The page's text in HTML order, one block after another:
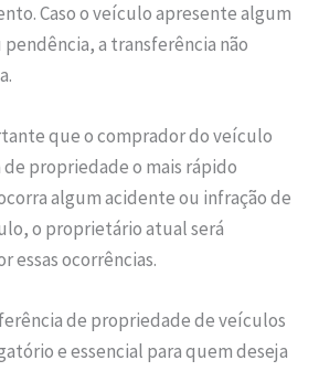
Caso o veículo apresente algum
a transferência não
que o comprador do veículo
propriedade o mais rápido
algum acidente ou infração de
o proprietário atual será
essas ocorrências.
de propriedade de veículos
e essencial para quem deseja